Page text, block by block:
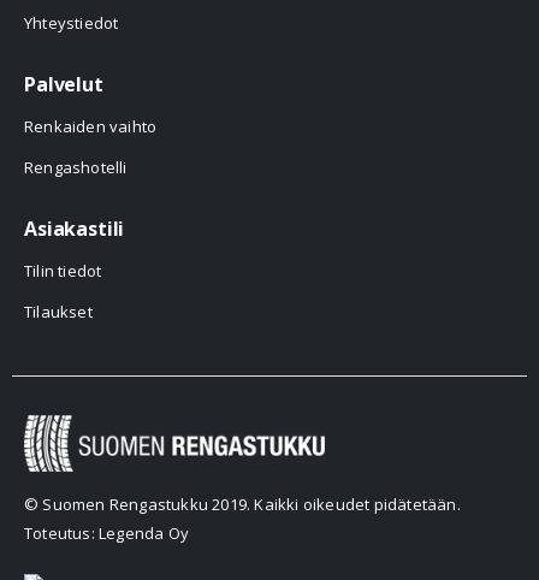
Yhteystiedot
Palvelut
Renkaiden vaihto
Rengashotelli
Asiakastili
Tilin tiedot
Tilaukset
© Suomen Rengastukku 2019. Kaikki oikeudet pidätetään.
Toteutus: Legenda Oy